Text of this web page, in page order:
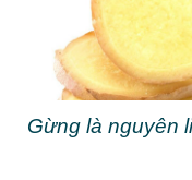
Gừng là nguyên